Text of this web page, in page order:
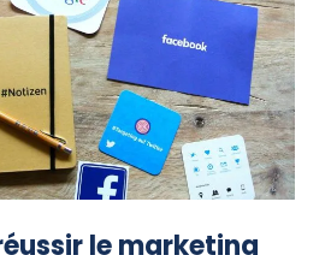
le marketing